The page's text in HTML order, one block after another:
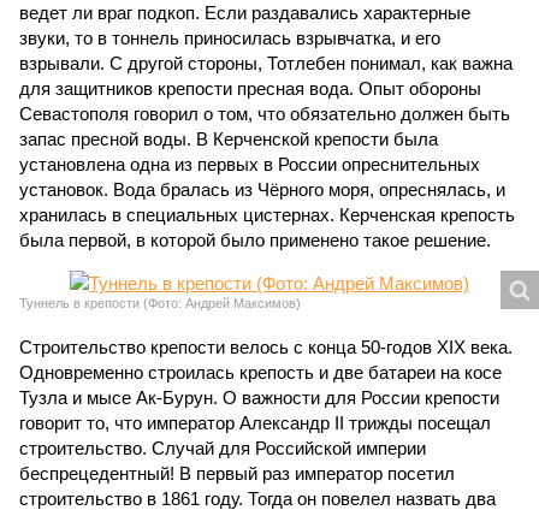
ведет ли враг подкоп. Если раздавались характерные
звуки, то в тоннель приносилась взрывчатка, и его
взрывали. С другой стороны, Тотлебен понимал, как важна
для защитников крепости пресная вода. Опыт обороны
Севастополя говорил о том, что обязательно должен быть
запас пресной воды. В Керченской крепости была
установлена одна из первых в России опреснительных
установок. Вода бралась из Чёрного моря, опреснялась, и
хранилась в специальных цистернах. Керченская крепость
была первой, в которой было применено такое решение.
Туннель в крепости (Фото: Андрей Максимов)
Строительство крепости велось с конца 50-годов XIX века.
Одновременно строилась крепость и две батареи на косе
Тузла и мысе Ак-Бурун. О важности для России крепости
говорит то, что император Александр II трижды посещал
строительство. Случай для Российской империи
беспрецедентный! В первый раз император посетил
строительство в 1861 году. Тогда он повелел назвать два